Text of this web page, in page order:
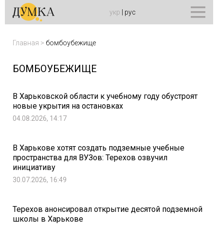
укр рус
Главная > бомбоубежище
БОМБОУБЕЖИЩЕ
В Харьковской области к учебному году обустроят
новые укрытия на остановках
04.08.2026, 14:17
В Харькове хотят создать подземные учебные
пространства для ВУЗов: Терехов озвучил
инициативу
30.07.2026, 16:49
Терехов анонсировал открытие десятой подземной
школы в Харькове